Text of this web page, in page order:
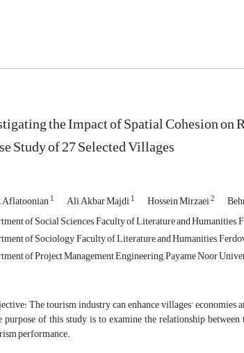
the Impact of Spatial Cohesion
Study of 27 Selected Villages
Aflatoonian1 Ali Akbar Majdi1 Hossein Mirzaei2
of Social Sciences, Faculty of Literature and
of Sociology, Faculty of Literature and Humanities,
of Project Management Engineering, Payame Noor
The tourism industry can enhance villages'
purpose of this study is to examine the relationship
performance.